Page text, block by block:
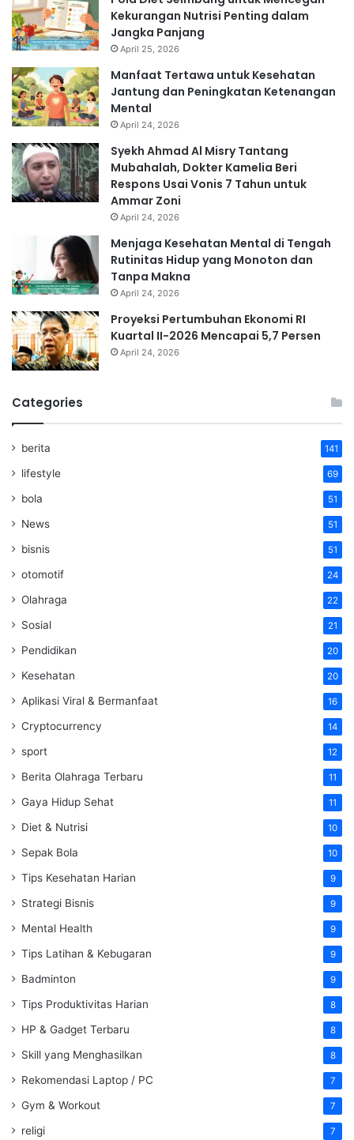
Kekurangan Nutrisi Penting dalam
Jangka Panjang
April 25, 2026
Manfaat Tertawa untuk Kesehatan
Jantung dan Peningkatan Ketenangan
Mental
April 24, 2026
Syekh Ahmad Al Misry Tantang
Mubahalah, Dokter Kamelia Beri
Respons Usai Vonis 7 Tahun untuk
Ammar Zoni
April 24, 2026
Menjaga Kesehatan Mental di Tengah
Rutinitas Hidup yang Monoton dan
Tanpa Makna
April 24, 2026
Proyeksi Pertumbuhan Ekonomi RI
Kuartal II-2026 Mencapai 5,7 Persen
April 24, 2026
Categories
berita 141
lifestyle 69
bola 51
News 51
bisnis 51
otomotif 24
Olahraga 22
Sosial 21
Pendidikan 20
Kesehatan 20
Aplikasi Viral & Bermanfaat 16
Cryptocurrency 14
sport 12
Berita Olahraga Terbaru 11
Gaya Hidup Sehat 11
Diet & Nutrisi 10
Sepak Bola 10
Tips Kesehatan Harian 9
Strategi Bisnis 9
Mental Health 9
Tips Latihan & Kebugaran 9
Badminton 9
Tips Produktivitas Harian 8
HP & Gadget Terbaru 8
Skill yang Menghasilkan 8
Rekomendasi Laptop / PC 7
Gym & Workout 7
religi 7